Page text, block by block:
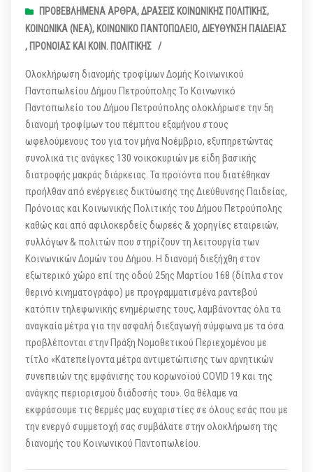
ΠΡΟΒΕΒΛΗΜΈΝΑ ΆΡΘΡΑ,ΔΡΆΣΕΙΣ ΚΟΙΝΩΝΙΚΉΣ ΠΟΛΙΤΙΚΉΣ,
ΚΟΙΝΩΝΙΚΆ (ΝΕΑ), ΚΟΙΝΩΝΙΚΌ ΠΑΝΤΟΠΩΛΕΊΟ,ΔΙΕΎΘΥΝΣΗ ΠΑΙΔΕΊΑΣ
, ΠΡΌΝΟΙΑΣ ΚΑΙ KΟΙΝ. ΠΟΛΙΤΙΚΉΣ /
Ολοκλήρωση διανομής τροφίμων Δομής Κοινωνικού
Παντοπωλείου Δήμου Πετρούπολης Το Κοινωνικό
Παντοπωλείο του Δήμου Πετρούπολης ολοκλήρωσε την 5η
διανομή τροφίμων του πέμπτου εξαμήνου στους
ωφελούμενους του για τον μήνα Νοέμβριο, εξυπηρετώντας
συνολικά τις ανάγκες 130 νοικοκυριών με είδη βασικής
διατροφής μακράς διάρκειας. Τα προϊόντα που διατέθηκαν
προήλθαν από ενέργειες δικτύωσης της Διεύθυνσης Παιδείας,
Πρόνοιας και Κοινωνικής Πολιτικής του Δήμου Πετρούπολης
καθώς και από αφιλοκερδείς δωρεές & χορηγίες εταιρειών,
συλλόγων & πολιτών που στηρίζουν τη λειτουργία των
Κοινωνικών Δομών του Δήμου. Η διανομή διεξήχθη στον
εξωτερικό χώρο επί της οδού 25ης Μαρτίου 168 (δίπλα στον
θερινό κινηματογράφο) με προγραμματισμένα ραντεβού
κατόπιν τηλεφωνικής ενημέρωσης τους, λαμβάνοντας όλα τα
αναγκαία μέτρα για την ασφαλή διεξαγωγή σύμφωνα με τα όσα
προβλέπονται στην Πράξη Νομοθετικού Περιεχομένου με
τίτλο «Κατεπείγοντα μέτρα αντιμετώπισης των αρνητικών
συνεπειών της εμφάνισης του κορωνοϊού COVID 19 και της
ανάγκης περιορισμού διάδοσής του». Θα θέλαμε να
εκφράσουμε τις θερμές μας ευχαριστίες σε όλους εσάς που με
την ενεργό συμμετοχή σας συμβάλατε στην ολοκλήρωση της
διανομής του Κοινωνικού Παντοπωλείου.